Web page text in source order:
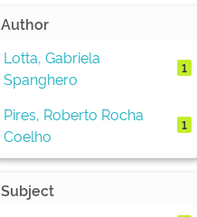
Author
Lotta, Gabriela
Spanghero
1
Pires, Roberto Rocha
Coelho
1
Subject